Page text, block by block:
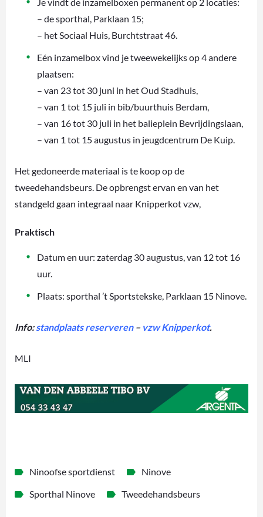
– de sporthal, Parklaan 15;
– het Sociaal Huis, Burchtstraat 46.
Eén inzamelbox vind je tweewekelijks op 4 andere
plaatsen:
– van 23 tot 30 juni in het Oud Stadhuis,
– van 1 tot 15 juli in bib/buurthuis Berdam,
– van 16 tot 30 juli in het balieplein Bevrijdingslaan,
– van 1 tot 15 augustus in jeugdcentrum De Kuip.
Het gedoneerde materiaal is te koop op de
tweedehandsbeurs. De opbrengst ervan en van het
standgeld gaan integraal naar Knipperkot vzw,
Praktisch
Datum en uur: zaterdag 30 augustus, van 12 tot 16
uur.
Plaats: sporthal ’t Sportstekske, Parklaan 15 Ninove.
Info: standplaats reserveren– vzw Knipperkot.
MLI
Ninoofse sportdienst
Ninove
Sporthal Ninove
Tweedehandsbeurs